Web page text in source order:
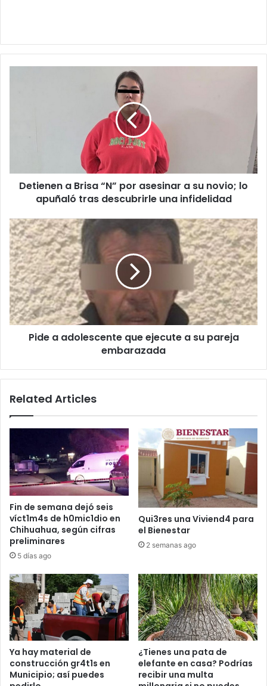
novio;
apuñaló
descubrirle
una
infidelidad
Detienen a Brisa “N” por asesinar a su novio; lo
apuñaló tras descubrirle una infidelidad
Pide
a
adolescente
que
ejecute
a
su
pareja
embarazada
Pide a adolescente que ejecute a su pareja
embarazada
Related Articles
Fin de semana dejó seis
víct1m4s de h0mic1dio en
Chihuahua, según cifras
preliminares
5 días ago
Qui3res una Viviend4 para
el Bienestar
2 semanas ago
Ya hay material de
construcción gr4t1s en
Municipio; así puedes
¿Tienes una pata de
elefante en casa? Podrías
recibir una multa